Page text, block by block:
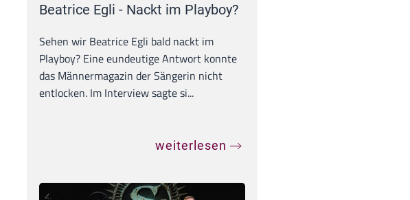
Beatrice Egli - Nackt im Playboy?
Sehen wir Beatrice Egli bald nackt im
Playboy? Eine eundeutige Antwort konnte
das Männermagazin der Sängerin nicht
entlocken. Im Interview sagte si...
weiterlesen